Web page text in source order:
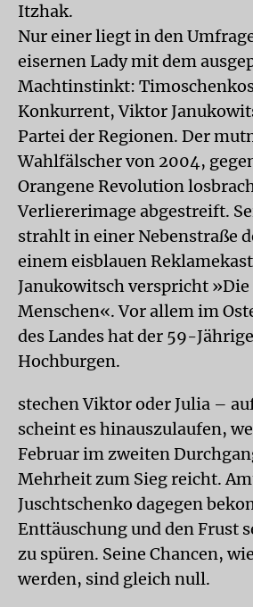
Itzhak.
Nur einer liegt in den
eisernen Lady mit dem
Machtinstinkt:
Konkurrent, Viktor
Partei der Regionen. Der
Wahlfälscher von 2004,
Orangene Revolution
Verliererimage abgestreift.
strahlt in einer Nebenstraße
einem eisblauen
Janukowitsch verspricht
Menschen«. Vor allem im
des Landes hat der 59-
Hochburgen.
stechenViktor oder Julia –
scheint es hinauszulaufen,
Februar im zweiten
Mehrheit zum Sieg reicht.
Juschtschenko dagegen
Enttäuschung und den Frust
zu spüren. Seine Chancen,
werden, sind gleich null.